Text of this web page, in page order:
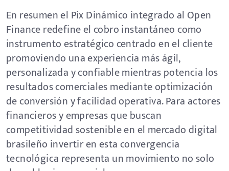
En resumen el Pix Dinámico integrado al Open
Finance redefine el cobro instantáneo como
instrumento estratégico centrado en el cliente
promoviendo una experiencia más ágil,
personalizada y confiable mientras potencia los
resultados comerciales mediante optimización
de conversión y facilidad operativa. Para actores
financieros y empresas que buscan
competitividad sostenible en el mercado digital
brasileño invertir en esta convergencia
tecnológica representa un movimiento no solo